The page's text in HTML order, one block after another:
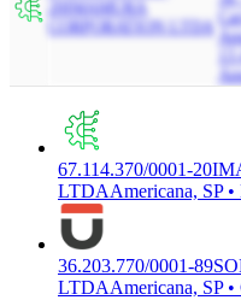
IMAMURA
CORPORATION LTDA
67.114.370/0001-20
LTDAAmericana, SP
36.203.770/0001-89
LTDAAmericana, SP